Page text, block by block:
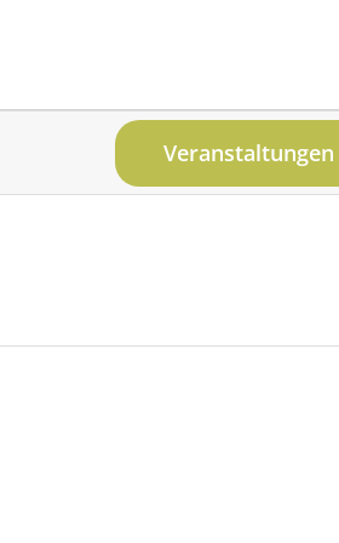
Veranstaltungen